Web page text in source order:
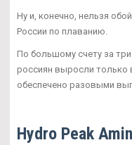
Ну и, конечно, нельзя
России по плаванию.
По большому счету за
россиян выросли только
обеспечено разовыми
Hydro Peak